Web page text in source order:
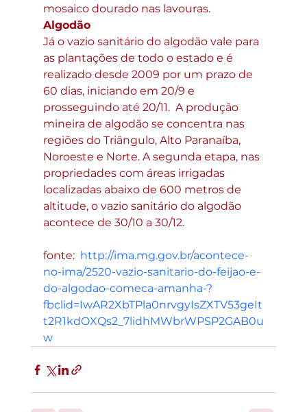
mosaico dourado nas lavouras.
Algodão
Já o vazio sanitário do algodão vale para
as plantações de todo o estado e é
realizado desde 2009 por um prazo de
60 dias, iniciando em 20/9 e
prosseguindo até 20/11.  A produção
mineira de algodão se concentra nas
regiões do Triângulo, Alto Paranaíba,
Noroeste e Norte. A segunda etapa, nas
propriedades com áreas irrigadas
localizadas abaixo de 600 metros de
altitude, o vazio sanitário do algodão
acontece de 30/10 a 30/12.
fonte: http://ima.mg.gov.br/acontece-
no-ima/2520-vazio-sanitario-do-feijao-e-
do-algodao-comeca-amanha-?
fbclid=IwAR2XbTPla0nrvgyIsZXTV53geIt
t2R1kdOXQs2_7lidhMWbrWPSP2GAB0u
w